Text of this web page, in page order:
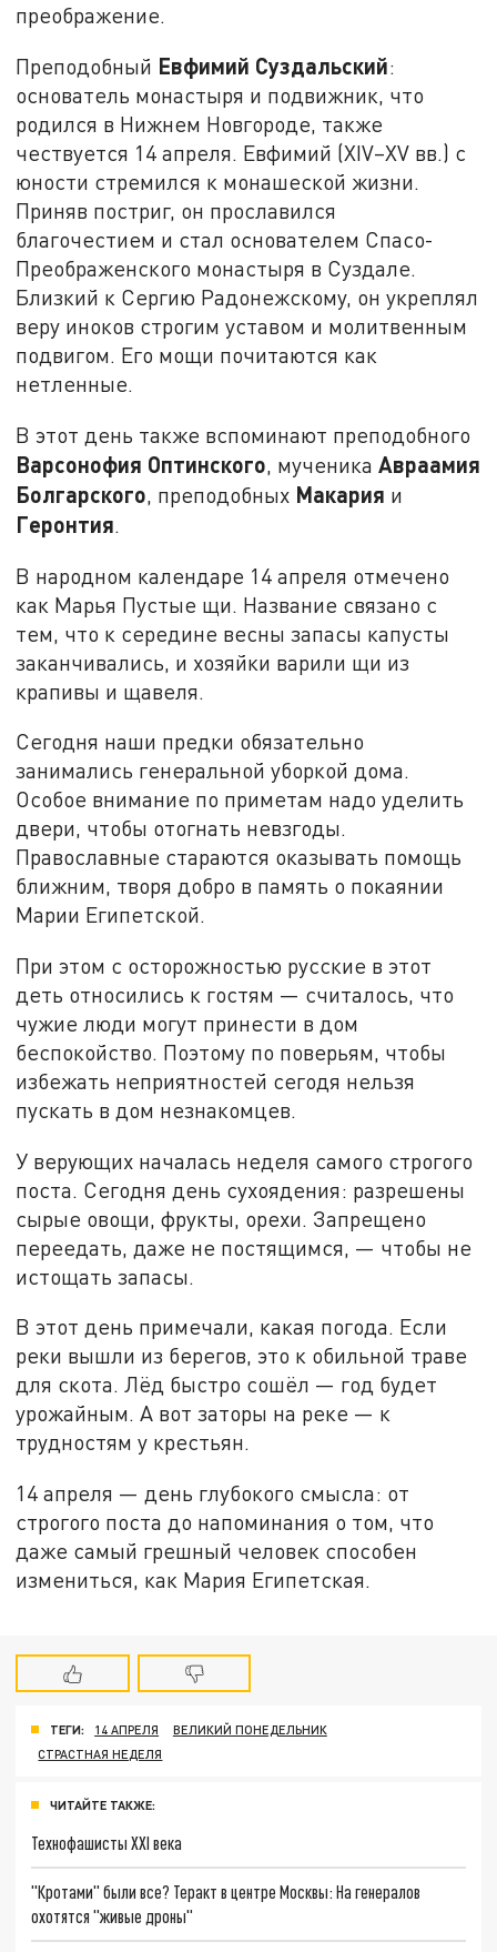
преображение.
Преподобный Евфимий Суздальский:
основатель монастыря и подвижник, что
родился в Нижнем Новгороде, также
чествуется 14 апреля. Евфимий (XIV–XV вв.) с
юности стремился к монашеской жизни.
Приняв постриг, он прославился
благочестием и стал основателем Спасо-
Преображенского монастыря в Суздале.
Близкий к Сергию Радонежскому, он укреплял
веру иноков строгим уставом и молитвенным
подвигом. Его мощи почитаются как
нетленные.
В этот день также вспоминают преподобного
Варсонофия Оптинского, мученикаАвраамия
Болгарского, преподобных Макария и
Геронтия.
В народном календаре 14 апреля отмечено
как Марья Пустые щи. Название связано с
тем, что к середине весны запасы капусты
заканчивались, и хозяйки варили щи из
крапивы и щавеля.
Сегодня наши предки обязательно
занимались генеральной уборкой дома.
Особое внимание по приметам надо уделить
двери, чтобы отогнать невзгоды.
Православные стараются оказывать помощь
ближним, творя добро в память о покаянии
Марии Египетской.
При этом с осторожностью русские в этот
деть относились к гостям — считалось, что
чужие люди могут принести в дом
беспокойство. Поэтому по поверьям, чтобы
избежать неприятностей сегодя нельзя
пускать в дом незнакомцев.
У верующих началась неделя самого строгого
поста. Сегодня день сухоядения: разрешены
сырые овощи, фрукты, орехи. Запрещено
переедать, даже не постящимся, — чтобы не
истощать запасы.
В этот день примечали, какая погода. Если
реки вышли из берегов, это к обильной траве
для скота. Лёд быстро сошёл — год будет
урожайным. А вот заторы на реке — к
трудностям у крестьян.
14 апреля — день глубокого смысла: от
строгого поста до напоминания о том, что
даже самый грешный человек способен
измениться, как Мария Египетская.
ТЕГИ: 14 АПРЕЛЯ
ВЕЛИКИЙ ПОНЕДЕЛЬНИК
СТРАСТНАЯ НЕДЕЛЯ
ЧИТАЙТЕ ТАКЖЕ:
Технофашисты XXI века
"Кротами" были все? Теракт в центре Москвы: На генералов
охотятся "живые дроны"